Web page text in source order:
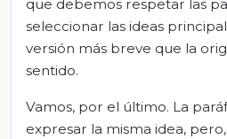
que debemos respetar las
seleccionar las ideas
versión más breve que la
sentido.
Vamos, por el último. La
expresar la misma idea,